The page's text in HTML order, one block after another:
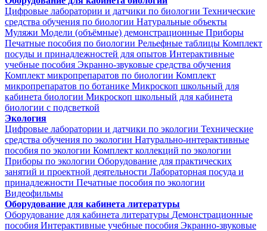
Цифровые лаборатории и датчики по биологии Технические
средства обучения по биологии Натуральные объекты
Муляжи Модели (объёмные) демонстрационные Приборы
Печатные пособия по биологии Рельефные таблицы Комплект
посуды и принадлежностей для опытов Интерактивные
учебные пособия Экранно-звуковые средства обучения
Комплект микропрепаратов по биологии Комплект
микропрепаратов по ботанике Микроскоп школьный для
кабинета биологии Микроскоп школьный для кабинета
биологии с подсветкой
Экология
Цифровые лаборатории и датчики по экологии Технические
средства обучения по экологии Натурально-интерактивные
пособия по экологии Комплект коллекций по экологии
Приборы по экологии Оборудование для практических
занятий и проектной деятельности Лабораторная посуда и
принадлежности Печатные пособия по экологии
Видеофильмы
Оборудование для кабинета литературы
Оборудование для кабинета литературы Демонстрационные
пособия Интерактивные учебные пособия Экранно-звуковые